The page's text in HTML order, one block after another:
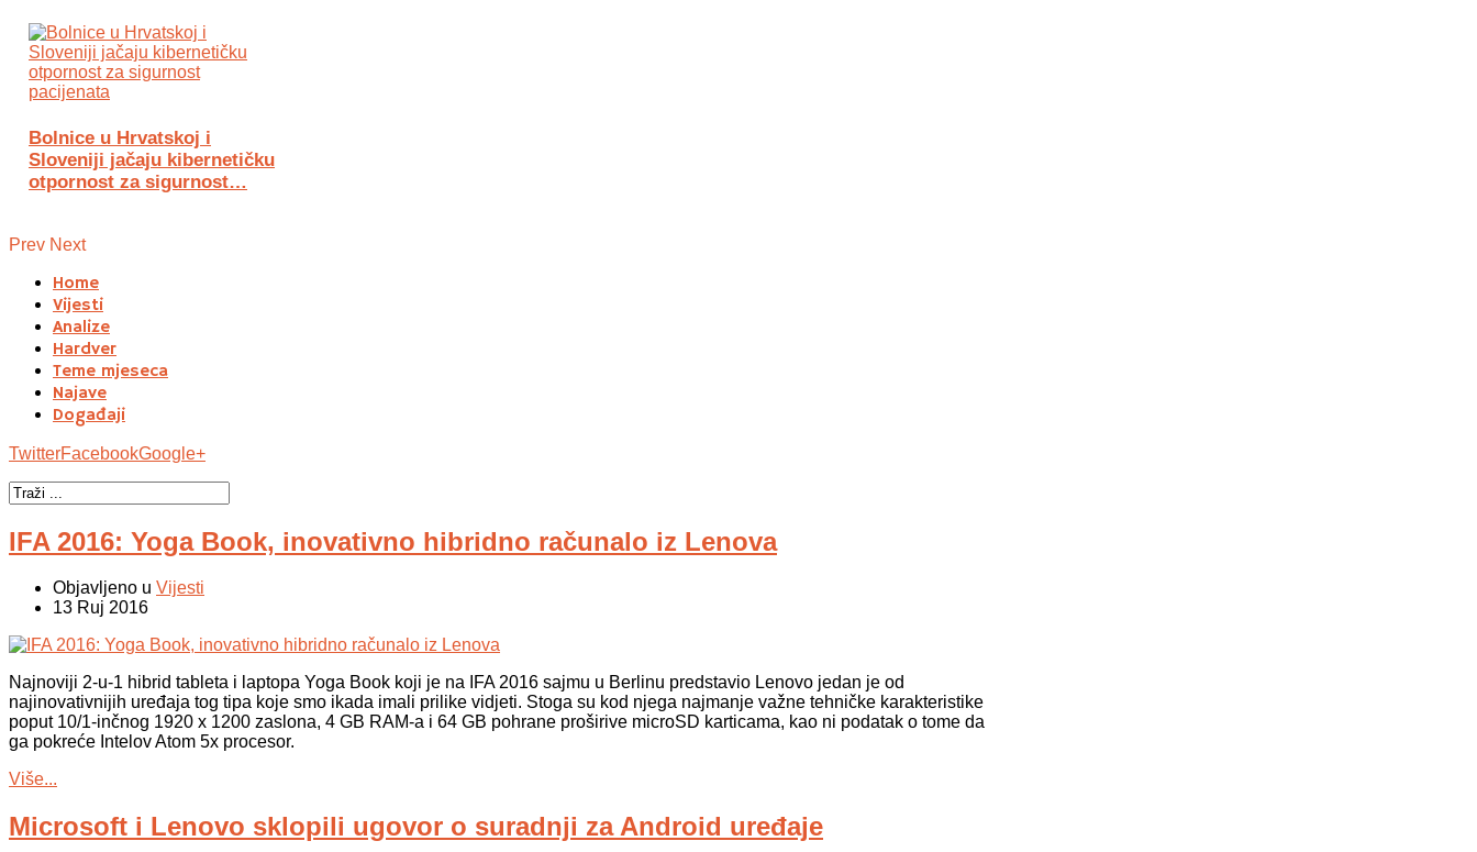
Bolnice u Hrvatskoj i
Sloveniji jačaju kibernetičku
otpornost za sigurnost…
Prev Next
Home
Vijesti
Analize
Hardver
Teme mjeseca
Najave
Događaji
TwitterFacebookGoogle+
IFA 2016: Yoga Book, inovativno hibridno računalo iz Lenova
Objavljeno u Vijesti
13 Ruj 2016
Najnoviji 2-u-1 hibrid tableta i laptopa Yoga Book koji je na IFA 2016 sajmu u Berlinu predstavio Lenovo jedan je od
najinovativnijih uređaja tog tipa koje smo ikada imali prilike vidjeti. Stoga su kod njega najmanje važne tehničke karakteristike
poput 10/1-inčnog 1920 x 1200 zaslona, 4 GB RAM-a i 64 GB pohrane proširive microSD karticama, kao ni podatak o tome da
ga pokreće Intelov Atom 5x procesor.
Više...
Microsoft i Lenovo sklopili ugovor o suradnji za Android uređaje